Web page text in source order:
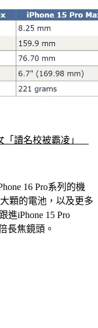
「讀名校被霸凌」
16 Pro系列的機
顆的電池，以及更多
進iPhone 15 Pro
長焦鏡頭。